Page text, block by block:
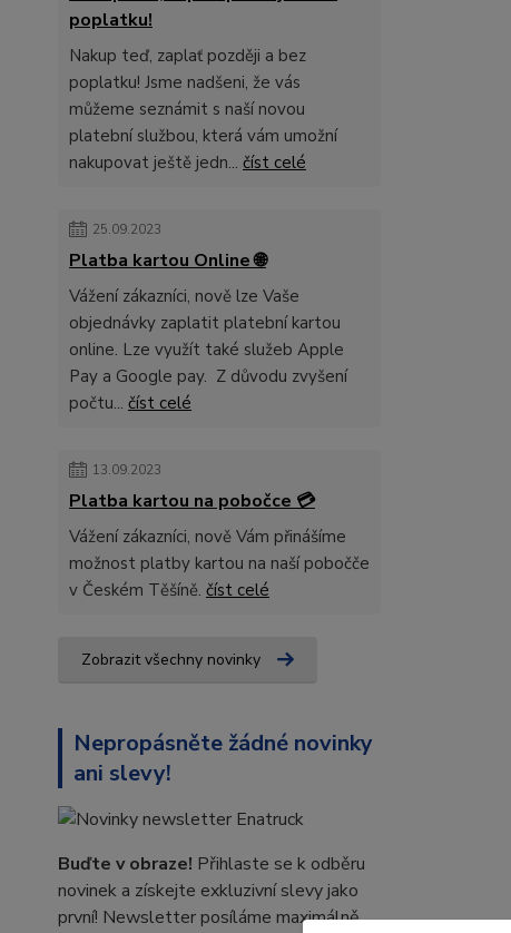
poplatku!
Nakup teď, zaplať později a bez
poplatku! Jsme nadšeni, že vás
můžeme seznámit s naší novou
platební službou, která vám umožní
nakupovat ještě jedn... číst celé
25.09.2023
Platba kartou Online 🌐
Vážení zákazníci, nově lze Vaše
objednávky zaplatit platební kartou
online. Lze využít také služeb Apple
Pay a Google pay. Z důvodu zvyšení
počtu... číst celé
13.09.2023
Platba kartou na pobočce 💳
Vážení zákazníci, nově Vám přinášíme
možnost platby kartou na naší pobočče
v Českém Těšíně. číst celé
Zobrazit všechny novinky
Nepropásněte žádné novinky
ani slevy!
Buďte v obraze! Přihlaste se k odběru
novinek a získejte exkluzivní slevy jako
první! Newsletter posíláme maximálně